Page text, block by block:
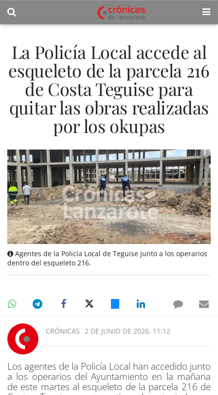
La Policía Local accede al
esqueleto de la parcela 216
de Costa Teguise para
quitar las obras realizadas
por los okupas
Agentes de la Policía Local de Teguise junto a los operarios
dentro del esqueleto 216.
CRÓNICAS 2 DE JUNIO DE 2026, 11:12
Los agentes de la Policía Local han accedido junto
a los operarios del Ayuntamiento en la mañana
de este martes al esqueleto de la parcela 216 de